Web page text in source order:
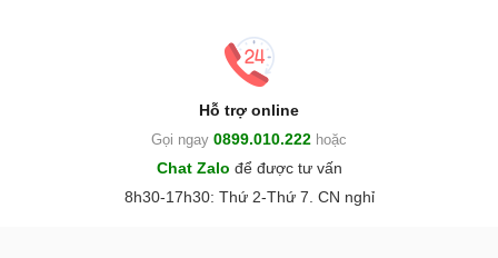
Hỗ trợ online
Gọi ngay 0899.010.222 hoặc
Chat Zalo để được tư vấn
8h30-17h30: Thứ 2-Thứ 7. CN nghỉ